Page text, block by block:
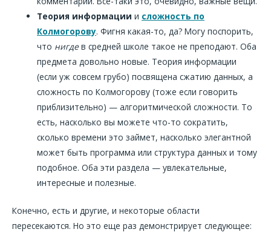
Теория информациии сложность по
Колмогорову. Фигня какая-то, да? Могу поспорить,
что нигдев средней школе такое не преподают. Оба
предмета довольно новые. Теория информации
(если уж совсем грубо) посвящена сжатию данных, а
сложность по Колмогорову (тоже если говорить
приблизительно) — алгоритмической сложности. То
есть, насколько вы можете что-то сократить,
сколько времени это займет, насколько элегантной
может быть программа или структура данных и тому
подобное. Оба эти раздела — увлекательные,
интересные и полезные.
Конечно, есть и другие, и некоторые области
пересекаются. Но это еще раз демонстрирует следующее: